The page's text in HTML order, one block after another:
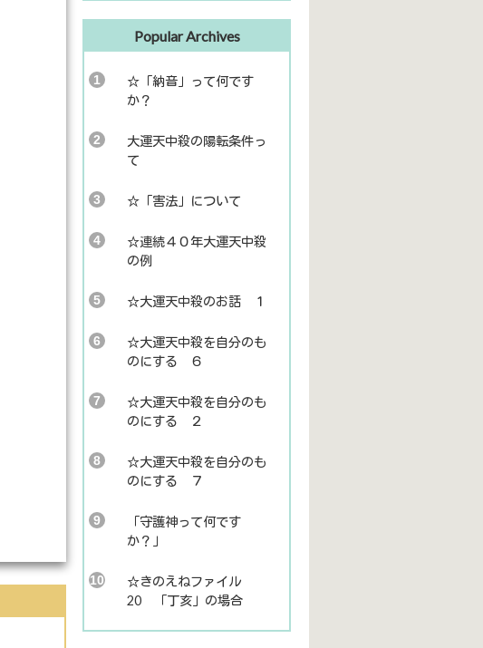
Popular Archives
☆「納音」って何です
か？
大運天中殺の陽転条件っ
て
☆「害法」について
☆連続４０年大運天中殺
の例
☆大運天中殺のお話 １
☆大運天中殺を自分のも
のにする ６
☆大運天中殺を自分のも
のにする ２
☆大運天中殺を自分のも
のにする ７
「守護神って何です
か？」
☆きのえねファイル
20 「丁亥」の場合